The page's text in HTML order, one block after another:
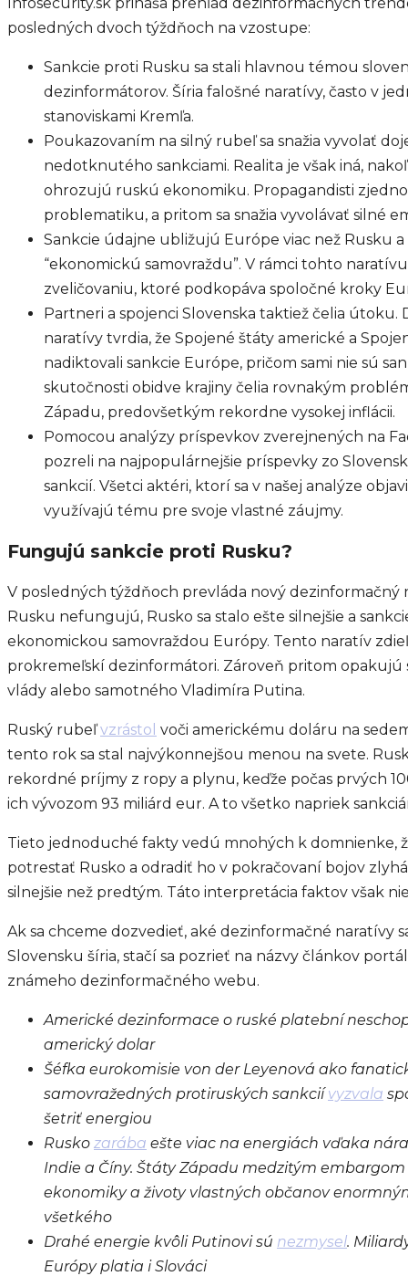
Infosecurity.sk prináša prehľad dezinformačných
posledných dvoch týždňoch na vzostupe:
Sankcie proti Rusku sa stali hlavnou témou
dezinformátorov. Šíria falošné naratívy, často v
stanoviskami Kremľa.
Poukazovaním na silný rubeľ sa snažia vyvolať
nedotknutého sankciami. Realita je však iná,
ohrozujú ruskú ekonomiku. Propagandisti
problematiku, a pritom sa snažia vyvolávať silné
Sankcie údajne ubližujú Európe viac než Rusku
“ekonomickú samovraždu”. V rámci tohto
zveličovaniu, ktoré podkopáva spoločné kroky
Partneri a spojenci Slovenska taktiež čelia útoku.
naratívy tvrdia, že Spojené štáty americké a
nadiktovali sankcie Európe, pričom sami nie sú
skutočnosti obidve krajiny čelia rovnakým
Západu, predovšetkým rekordne vysokej inflácii.
Pomocou analýzy príspevkov zverejnených na
pozreli na najpopulárnejšie príspevky zo
sankcií. Všetci aktéri, ktorí sa v našej analýze
využívajú tému pre svoje vlastné záujmy.
Fungujú sankcie proti Rusku?
V posledných týždňoch prevláda nový dezinformačný
Rusku nefungujú, Rusko sa stalo ešte silnejšie a
ekonomickou samovraždou Európy. Tento naratív
prokremeľskí dezinformátori. Zároveň pritom opakujú
vlády alebo samotného Vladimíra Putina.
Ruský rubeľvzrástol voči americkému doláru na
tento rok sa stal najvýkonnejšou menou na svete.
rekordné príjmy z ropy a plynu, keďže počas prvých
ich vývozom 93 miliárd eur. A to všetko napriek
Tieto jednoduché fakty vedú mnohých k domnienke,
potrestať Rusko a odradiť ho v pokračovaní bojov
silnejšie než predtým. Táto interpretácia faktov však
Ak sa chceme dozvedieť, aké dezinformačné naratívy
Slovensku šíria, stačí sa pozrieť na názvy článkov
známeho dezinformačného webu.
Americké dezinformace o ruské platební
americký dolar
Šéfka eurokomisie von der Leyenová ako
samovražedných protiruských sankciívyzvala
šetriť energiou
Rusko zarába ešte viac na energiách vďaka
Indie a Číny. Štáty Západu medzitým
ekonomiky a životy vlastných občanov
všetkého
Drahé energie kvôli Putinovi sú nezmysel.
Európy platia i Slováci